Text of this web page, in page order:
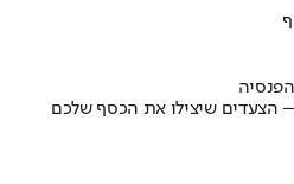
הצעדים שיצילו את הכסף שלכם